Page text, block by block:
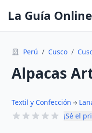
La Guía Online
Perú / Cusco /
Alpacas
Textil y Confección
¡Sé el